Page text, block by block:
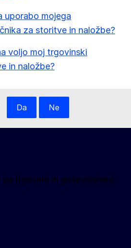
uporabo mojega
za storitve in naložbe?
voljo moj trgovinski
in naložbe?
Da Ne
za trgovino in gospodarsko